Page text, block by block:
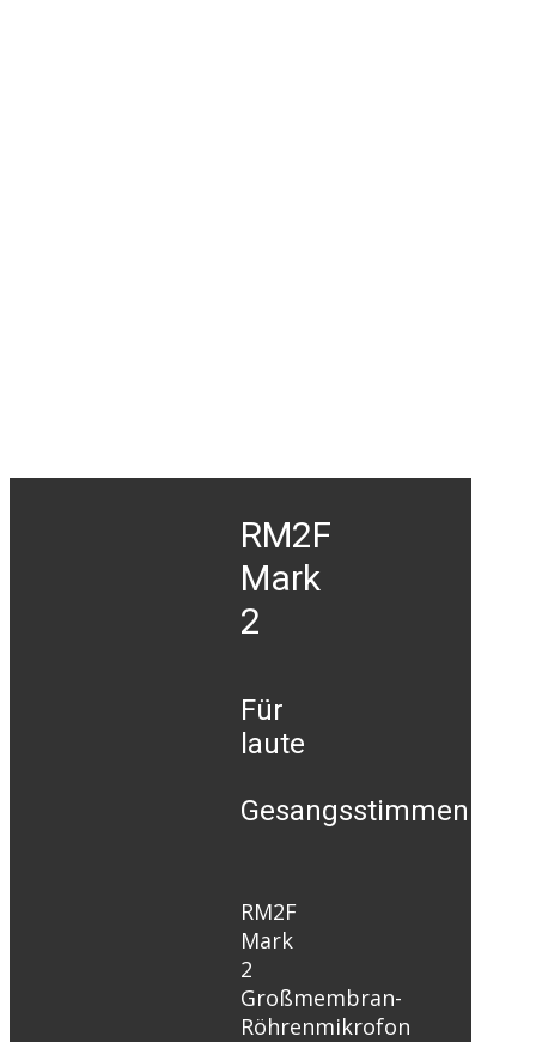
RM2F
Mark
2
Für
laute
Gesangsstimmen
RM2F
Mark
2
Großmembran-
Röhrenmikrofon